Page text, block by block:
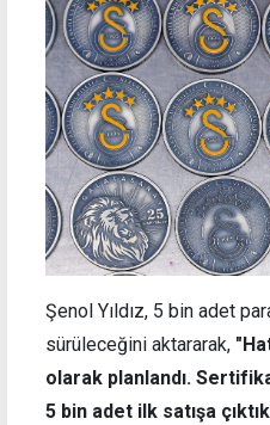
Şenol Yıldız, 5 bin adet
sürüleceğini aktararak,
olarak planlandı.
5 bin adet ilk satışa